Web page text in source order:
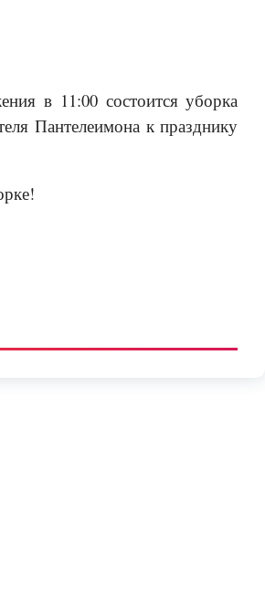
в 11:00 состоится уборка
Пантелеимона к празднику